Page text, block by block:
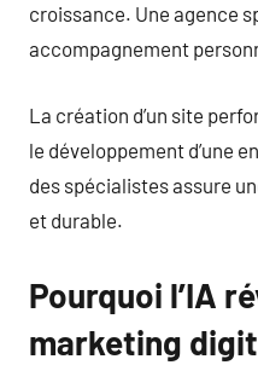
croissance. Une agence
accompagnement
La création d’un site
le développement d’une
des spécialistes assure
et durable.
Pourquoi l’IA
marketing